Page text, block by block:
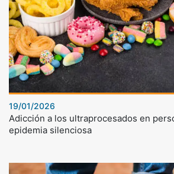
19/01/2026
Adicción a los ultraprocesados en
epidemia silenciosa